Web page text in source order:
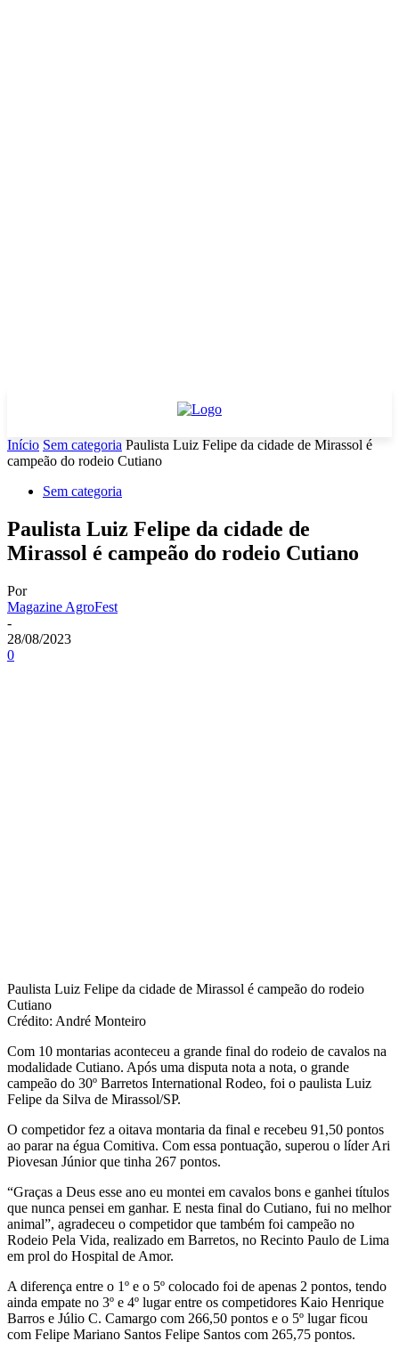
Início Sem categoria Paulista Luiz Felipe da cidade de Mirassol é
campeão do rodeio Cutiano
Sem categoria
Paulista Luiz Felipe da cidade de
Mirassol é campeão do rodeio Cutiano
Por
Magazine AgroFest
-
28/08/2023
0
Paulista Luiz Felipe da cidade de Mirassol é campeão do rodeio
Cutiano
Crédito: André Monteiro
Com 10 montarias aconteceu a grande final do rodeio de cavalos na
modalidade Cutiano. Após uma disputa nota a nota, o grande
campeão do 30º Barretos International Rodeo, foi o paulista Luiz
Felipe da Silva de Mirassol/SP.
O competidor fez a oitava montaria da final e recebeu 91,50 pontos
ao parar na égua Comitiva. Com essa pontuação, superou o líder Ari
Piovesan Júnior que tinha 267 pontos.
“Graças a Deus esse ano eu montei em cavalos bons e ganhei títulos
que nunca pensei em ganhar. E nesta final do Cutiano, fui no melhor
animal”, agradeceu o competidor que também foi campeão no
Rodeio Pela Vida, realizado em Barretos, no Recinto Paulo de Lima
em prol do Hospital de Amor.
A diferença entre o 1º e o 5º colocado foi de apenas 2 pontos, tendo
ainda empate no 3º e 4º lugar entre os competidores Kaio Henrique
Barros e Júlio C. Camargo com 266,50 pontos e o 5º lugar ficou
com Felipe Mariano Santos Felipe Santos com 265,75 pontos.